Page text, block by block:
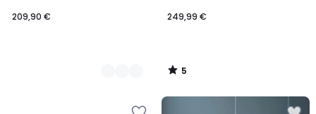
209,90 €
249,99 €
5
/